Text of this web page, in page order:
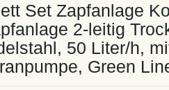
Set Zapfanlage
2-leitig
50 Liter/h,
Green